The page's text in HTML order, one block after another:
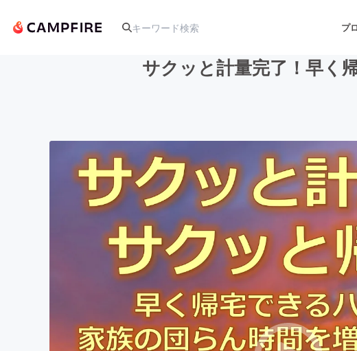
プ
アート・写真 音楽
テクノロジー・ガジェット ゲーム
映像・映画 書籍・
ビジネス・起業 チャレ
まちづくり・地域活性化
サクッと計量完了！早く